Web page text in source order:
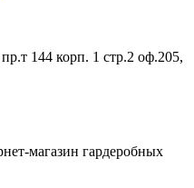
144 корп. 1 стр.2 оф.205,
магазин гардеробных